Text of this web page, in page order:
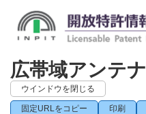
広帯域アンテナ
ウインドウを閉じる
固定URLをコピー 印刷